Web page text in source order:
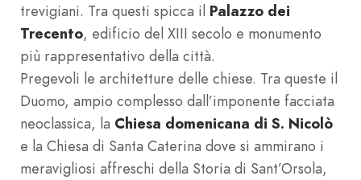
trevigiani. Tra questi spicca il Palazzo dei
Trecento, edificio del XIII secolo e monumento
più rappresentativo della città.
Pregevoli le architetture delle chiese. Tra queste il
Duomo, ampio complesso dall’imponente facciata
neoclassica, la Chiesa domenicana di S. Nicolò
e la Chiesa di Santa Caterina dove si ammirano i
meravigliosi affreschi della Storia di Sant’Orsola,